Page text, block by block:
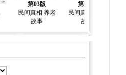
第03版
民间真相 养老
故事
第04版
民间真相 养老
故事